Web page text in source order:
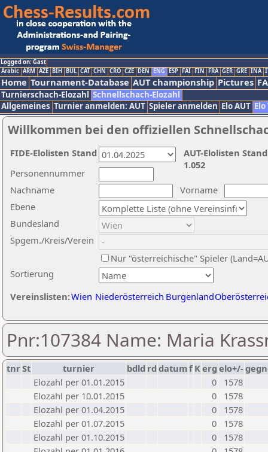
Logged on: Gast
Arabic ARM AZE BIH BUL CAT CHN CRO CZE DEN ENG ESP FAI FIN FRA GER GRE INA
Home Tournament-Database AUT championship Pictures
Turnierschach-Elozahl Schnellschach-Elozahl
Allgemeines Turnier anmelden: AUT Spieler anmelden Elo AUT
Willkommen bei den offiziellen
Nachname
Vorname
Ebene
Sortierung
Personennummer
Bundesland
Spgem./Kreis/Verein
Nur "österreichische" Spieler
Vereinslisten:Wien Niederösterreich Burgenland
AUT-Elolisten
1.052
FIDE-Elolisten Stand
Pnr:107384 Name: Maria
tnrSt turnier bdld rd datumf Kerg elo+/-
Elozahl per 01.01.2015
0
1578
Elozahl per 10.01.2015
0
1578
Elozahl per 01.04.2015
0
1578
Elozahl per 01.07.2015
0
1578
Elozahl per 01.10.2015
0
1578